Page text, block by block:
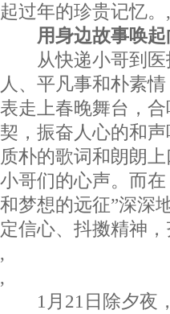
起过年的珍贵记忆。,
用身边故事唤起
从快递小哥到
人、平凡事和朴素
表走上春晚舞台，
契，振奋人心的和
质朴的歌词和朗朗
小哥们的心声。而
和梦想的远征”深深
定信心、抖擞精神
,
,
1月21日除夕夜